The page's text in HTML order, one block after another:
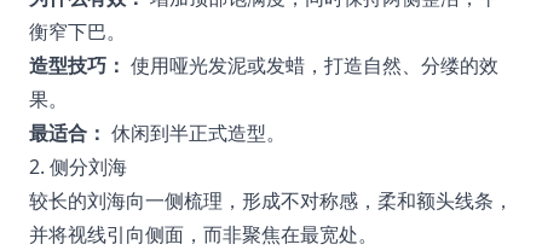
衡窄下巴。
造型技巧： 使用哑光发泥或发蜡，打造自然、分缕的效
果。
最适合： 休闲到半正式造型。
2. 侧分刘海
较长的刘海向一侧梳理，形成不对称感，柔和额头线条，
并将视线引向侧面，而非聚焦在最宽处。